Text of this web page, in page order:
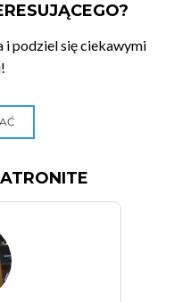
i podziel się ciekawymi